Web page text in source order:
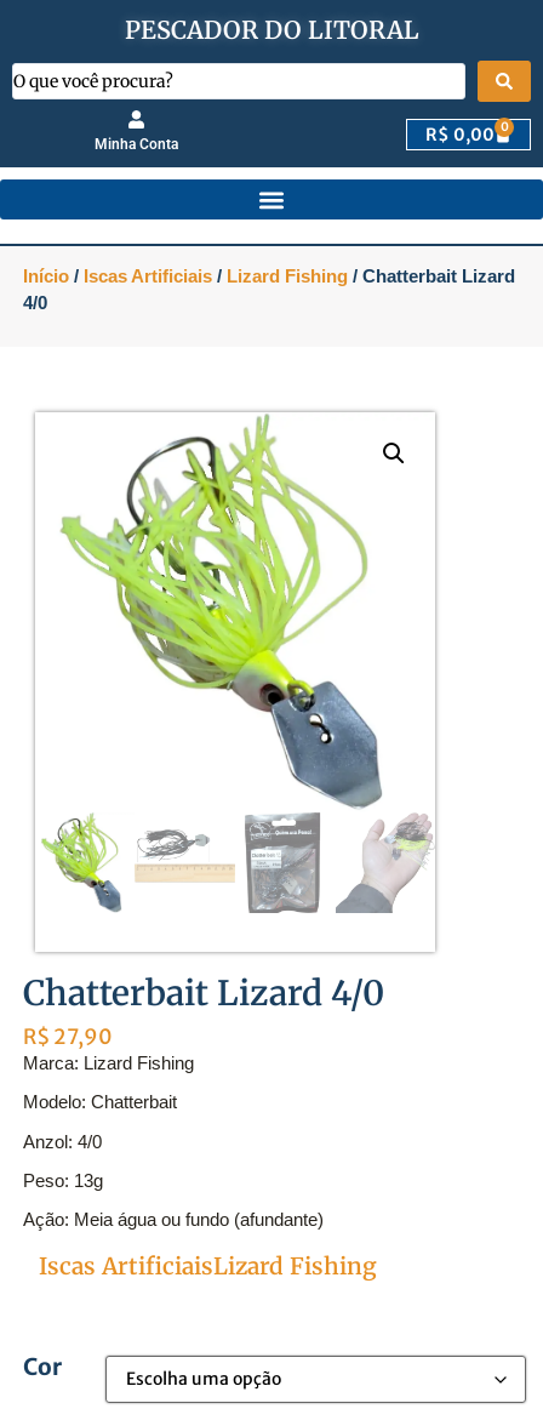
PESCADOR DO LITORAL
Minha Conta R$ 0,00 0
Início/ Iscas Artificiais/ Lizard Fishing/ Chatterbait Lizard
4/0
Chatterbait Lizard 4/0
R$ 27,90
Marca: Lizard Fishing
Modelo: Chatterbait
Anzol: 4/0
Peso: 13g
Ação: Meia água ou fundo (afundante)
Iscas ArtificiaisLizard Fishing
Cor